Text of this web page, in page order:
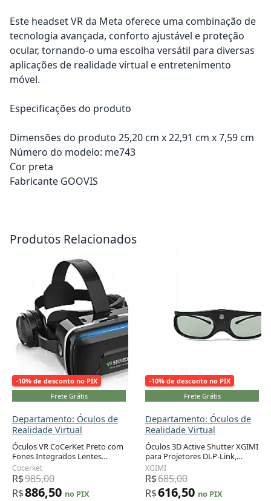
Este headset VR da Meta oferece uma combinação de
tecnologia avançada, conforto ajustável e proteção
ocular, tornando-o uma escolha versátil para diversas
aplicações de realidade virtual e entretenimento
móvel.
Especificações do produto
Dimensões do produto 25,20 cm x 22,91 cm x 7,59 cm
Número do modelo: me743
Cor preta
Fabricante GOOVIS
Produtos Relacionados
-10% de desconto no PIX
Frete Grátis
Departamento: Óculos de
Realidade Virtual
Óculos VR CoCerKet Preto com
Fones Integrados Lentes
Asféricas 120° FOV Ajustável
para Smartphones 4,7–7"
Modelo VR-G04EA
Cocerket
R$985,00
R$886,50 no PIX
-10% de desconto no PIX
Frete Grátis
Departamento: Óculos de
Realidade Virtual
Óculos 3D Active Shutter XGIMI
para Projetores DLP-Link,
Bateria 80mAh, Ângulo 178
grau
XGIMI
R$685,00
R$616,50 no PIX
Adicionar ao carrinho Adicionar ao carrinho